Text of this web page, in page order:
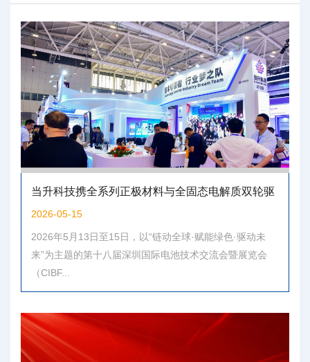
当升科技携全系列正极材料与全固态电解质双轮驱
动亮相CIBF2026，量产突破与全球化布局领跑行
2026-05-15
2026年5月13日至15日，以“链动全球·赋能绿色·驱动未
来”为主题的第十八届深圳国际电池技术交流会暨展览会
（CIBF...